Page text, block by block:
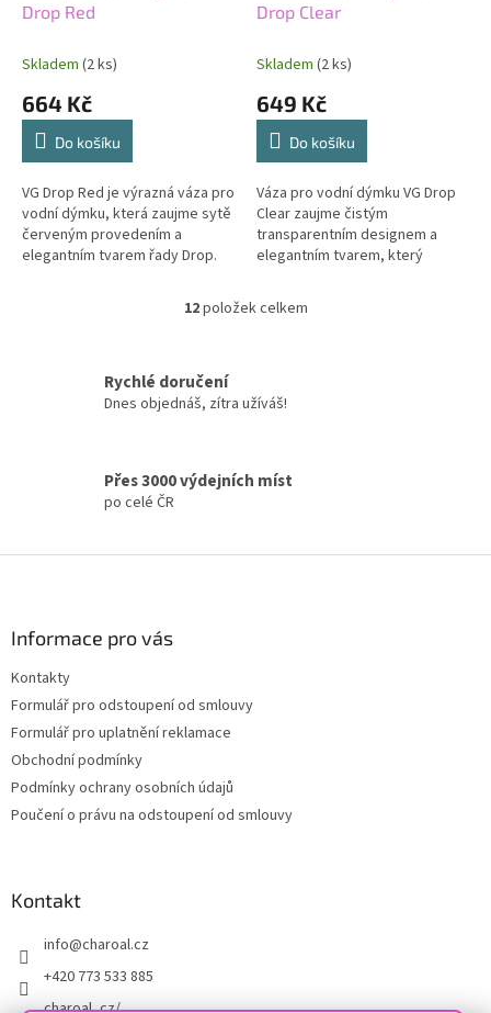
Drop Red
Skladem (2 ks)
664 Kč
Do košíku
VG Drop Red je výrazná váza pro
vodní dýmku, která zaujme sytě
červeným provedením a
elegantním tvarem řady Drop.
sklo dodává celé sestavě
Drop Clear
Skladem (2 ks)
649 Kč
Do košíku
Váza pro vodní dýmku VG Drop
Clear zaujme čistým
transparentním designem a
elegantním tvarem, který
klasickými sestavami. Kvalitní
sklo působí pevně,...
O
d
p
12položek celkem
Rychlé doručení
Dnes objednáš, zítra užíváš!
Přes 3000 výdejních míst
po celé ČR
Informace pro vás
Kontakty
Formulář pro odstoupení od smlouvy
Formulář pro uplatnění reklamace
Obchodní podmínky
Podmínky ochrany osobních údajů
Poučení o právu na odstoupení od smlouvy
Kontakt
info@charoal.cz
+420 773 533 885